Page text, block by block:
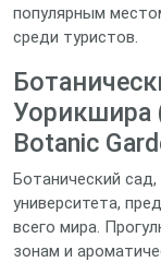
популярным
среди туристов.
Уорикшира
Botanic
Ботанический
университета,
всего мира.
зонам и